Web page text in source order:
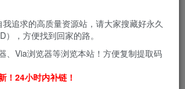
주(Isabella) 美图合集【持续更新】
追求的高质量资源站，请大家搜藏好永久
，方便找到回家的路。
、Via浏览器等浏览本站！方便复制提取码
！24小时内补链！